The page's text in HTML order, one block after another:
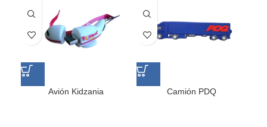
Avión Kidzania Camión PDQ